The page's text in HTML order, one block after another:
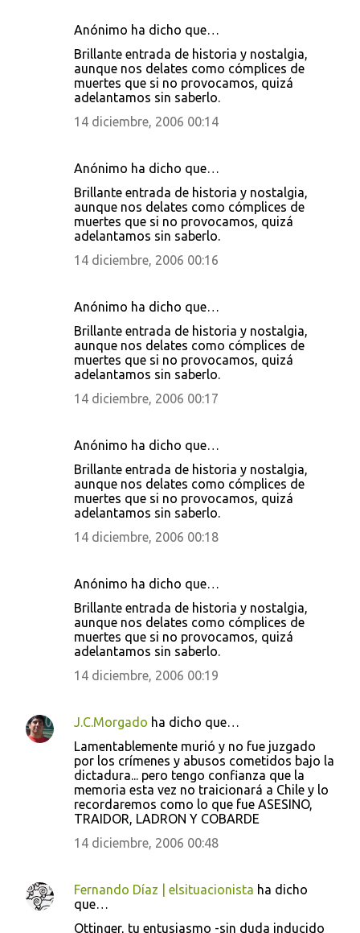
Anónimo ha dicho que…
Brillante entrada de historia y nostalgia,
aunque nos delates como cómplices de
muertes que si no provocamos, quizá
adelantamos sin saberlo.
14 diciembre, 2006 00:14
Anónimo ha dicho que…
Brillante entrada de historia y nostalgia,
aunque nos delates como cómplices de
muertes que si no provocamos, quizá
adelantamos sin saberlo.
14 diciembre, 2006 00:16
Anónimo ha dicho que…
Brillante entrada de historia y nostalgia,
aunque nos delates como cómplices de
muertes que si no provocamos, quizá
adelantamos sin saberlo.
14 diciembre, 2006 00:17
Anónimo ha dicho que…
Brillante entrada de historia y nostalgia,
aunque nos delates como cómplices de
muertes que si no provocamos, quizá
adelantamos sin saberlo.
14 diciembre, 2006 00:18
Anónimo ha dicho que…
Brillante entrada de historia y nostalgia,
aunque nos delates como cómplices de
muertes que si no provocamos, quizá
adelantamos sin saberlo.
14 diciembre, 2006 00:19
J.C.Morgado ha dicho que…
Lamentablemente murió y no fue juzgado
por los crímenes y abusos cometidos bajo la
dictadura... pero tengo confianza que la
memoria esta vez no traicionará a Chile y lo
recordaremos como lo que fue ASESINO,
TRAIDOR, LADRON Y COBARDE
14 diciembre, 2006 00:48
Fernando Díaz | elsituacionista ha dicho
que…
Ottinger, tu entusiasmo -sin duda inducido